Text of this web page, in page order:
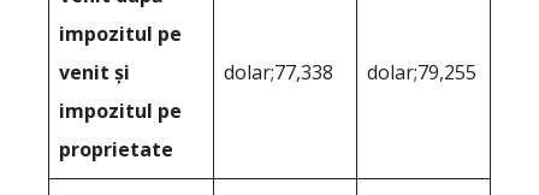
impozitul pe
venit și
impozitul pe
proprietate
dolar;77,338 dolar;79,255